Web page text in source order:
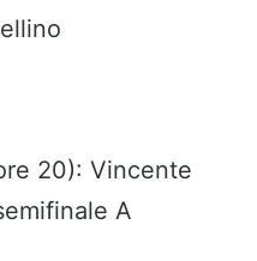
20): Vincente
A